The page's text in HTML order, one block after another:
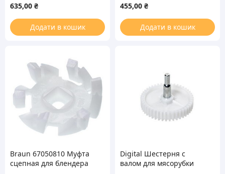
450ml блендера Hapto
635,00 ₴
Додати в кошик
455,00 ₴
Додати в кошик
Braun 67050810 Муфта
сцепная для блендера
Digital Шестерня с
валом для мясорубки